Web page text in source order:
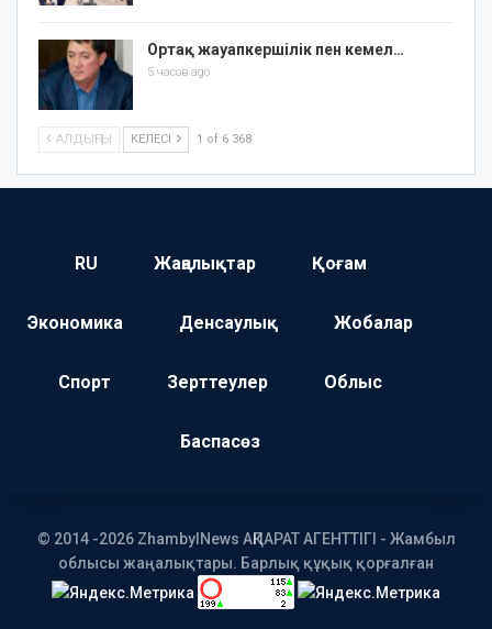
Ортақ жауапкершілік пен кемел…
5 часов ago
АЛДЫҢҒЫ КЕЛЕСІ 1 of 6 368
RU Жаңалықтар Қоғам
Экономика Денсаулық Жобалар
Спорт Зерттеулер Облыс
Баспасөз
© 2014 -2026 ZhambylNews АҚПАРАТ АГЕНТТІГІ - Жамбыл
облысы жаңалықтары. Барлық құқық қорғалған